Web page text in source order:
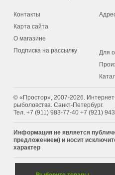
Контакты
Карта сайта
О магазине
Подписка на рассылку
Для
© «Простор», 2007-2026.
рыболовства. Санкт-Петербург.
Тел. +7 (911) 983-77-40 ‭+7 (921)
Информация не является
предложением) и носит
характер